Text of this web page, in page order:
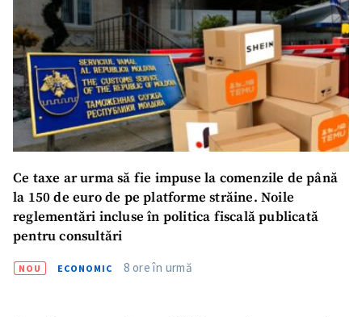
Ce taxe ar urma să fie impuse la comenzile de până
la 150 de euro de pe platforme străine. Noile
reglementări incluse în politica fiscală publicată
pentru consultări
NOU ECONOMIC 8 ore în urmă